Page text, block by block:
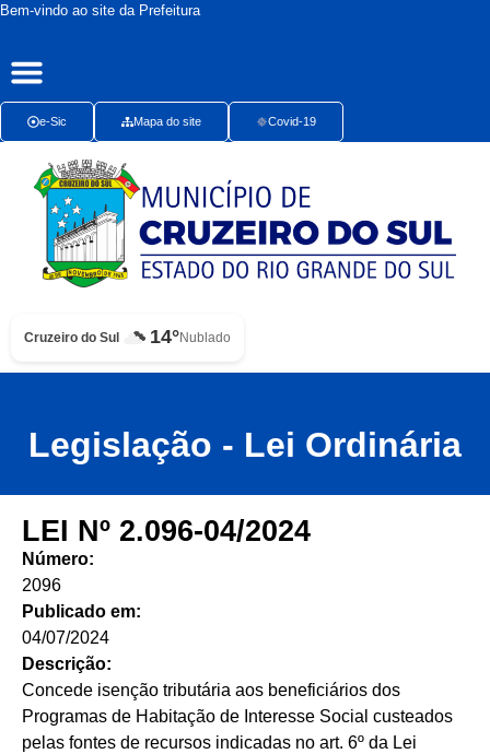
Bem-vindo ao site da Prefeitura
e-Sic Mapa do site Covid-19
Cruzeiro do Sul 14°Nublado
Legislação - Lei Ordinária
LEI Nº 2.096-04/2024
Número:
2096
Publicado em:
04/07/2024
Descrição:
Concede isenção tributária aos beneficiários dos
Programas de Habitação de Interesse Social custeados
pelas fontes de recursos indicadas no art. 6º da Lei